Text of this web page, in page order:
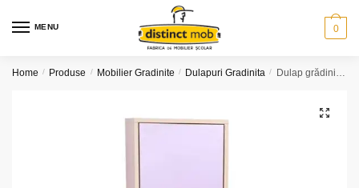
MENU 0
Home / Produse / Mobilier Gradinite / Dulapuri Gradinita / Dulap grădiniță 1 ușa (model K14)
🔍